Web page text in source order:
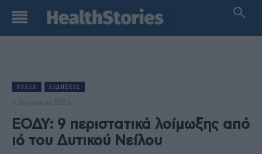
ΥΓΕΊΑ ΕΙΔΉΣΕΙΣ
7 Αυγούστου 2025
ΕΟΔΥ: 9 περιστατικά λοίμωξης από
ιό του Δυτικού Νείλου